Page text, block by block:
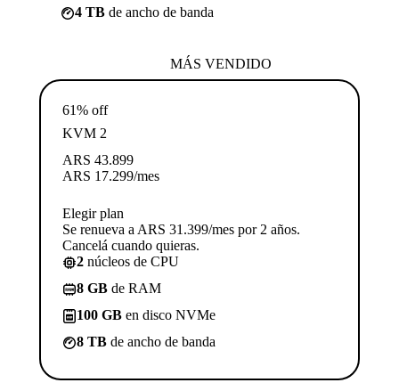
4 TB de ancho de banda
MÁS VENDIDO
61% off
KVM 2
ARS 43.899
ARS 17.299/mes
Elegir plan
Se renueva a ARS 31.399/mes por 2 años.
Cancelá cuando quieras.
2 núcleos de CPU
8 GB de RAM
100 GB en disco NVMe
8 TB de ancho de banda